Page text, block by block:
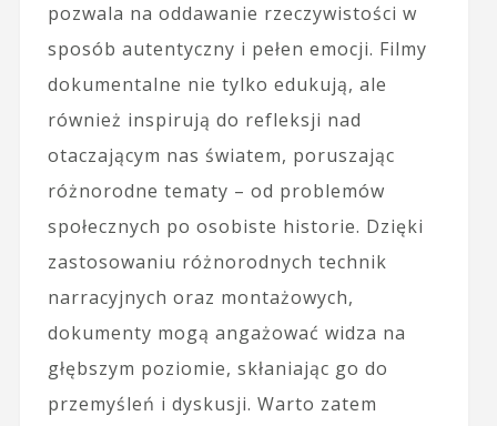
pozwala na oddawanie rzeczywistości w
sposób autentyczny i pełen emocji. Filmy
dokumentalne nie tylko edukują, ale
również inspirują do refleksji nad
otaczającym nas światem, poruszając
różnorodne tematy – od problemów
społecznych po osobiste historie. Dzięki
zastosowaniu różnorodnych technik
narracyjnych oraz montażowych,
dokumenty mogą angażować widza na
głębszym poziomie, skłaniając go do
przemyśleń i dyskusji. Warto zatem